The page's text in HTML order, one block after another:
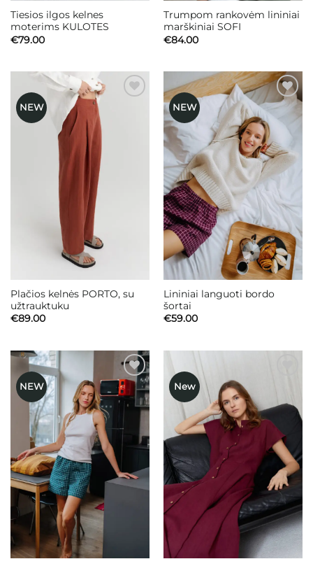
Tiesios ilgos kelnes
moterims KULOTES
€79.00
Trumpom rankovėm lininiai
marškiniai SOFI
€84.00
NEW
Mėgstamiausias
Plačios kelnės PORTO, su
užtrauktuku
€89.00
NEW
Mėgstamiausias
Lininiai languoti bordo
šortai
€59.00
NEW
Mėgstamiausias
New
Mėgstamiausias